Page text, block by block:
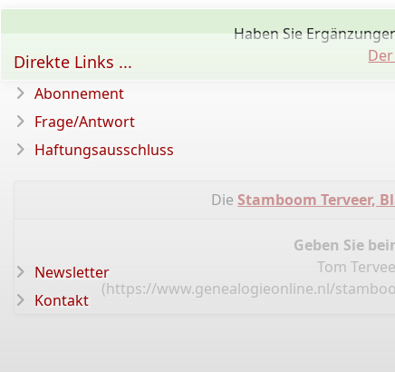
Haben Sie
DieStamboom Terveer,
Geben Sie
Tom
(https://www.genealogieonline.nl/
Direkte Links ...
Abonnement
Frage/Antwort
Haftungsausschluss
Newsletter
Kontakt